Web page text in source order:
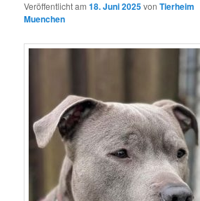
Veröffentlicht am18. Juni 2025vonTierheim
Muenchen